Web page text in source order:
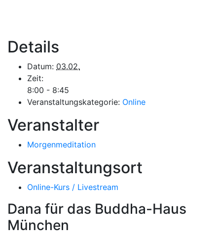
Details
Datum: 03.02.
Zeit:
8:00 - 8:45
Veranstaltungskategorie: Online
Veranstalter
Morgenmeditation
Veranstaltungsort
Online-Kurs / Livestream
Dana für das Buddha-Haus
München